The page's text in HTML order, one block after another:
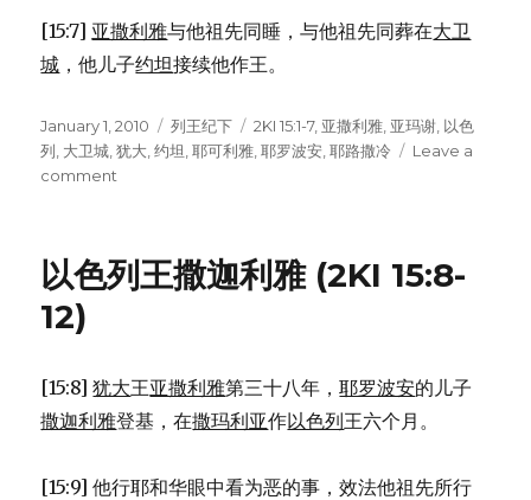
[15:7] 亚撒利雅与他祖先同睡，与他祖先同葬在大卫
城 ，他儿子约坦接续他作王。
Posted
on
January 1, 2010 Categories
列王纪下 Tags
2KI 15:1-7, 亚撒利雅 亚玛谢 以色
列 大卫城 ,犹大 ,约坦 ,耶可利雅 ,耶罗波安 ,耶路撒冷
Leave a
comment
亚
(2KI
15:1-
7)
以色列王撒迦利雅 (2KI 15:8-
12)
[15:8]犹大王亚撒利雅第三十八年，耶罗波安的儿子
撒迦利雅登基，在撒玛利亚作以色列王六个月。
[15:9] 他行耶和华眼中看为恶的事，效法他祖先所行